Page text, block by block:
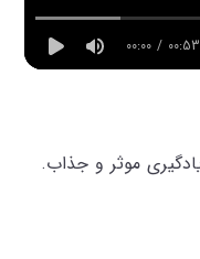
00:00 / 00:53